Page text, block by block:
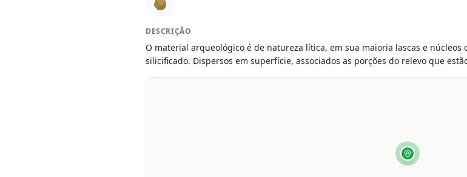
DESCRIÇÃO
O material arqueológico é de natureza lítica, em sua maioria lascas e
silicificado. Dispersos em superfície, associados as porções do relevo que